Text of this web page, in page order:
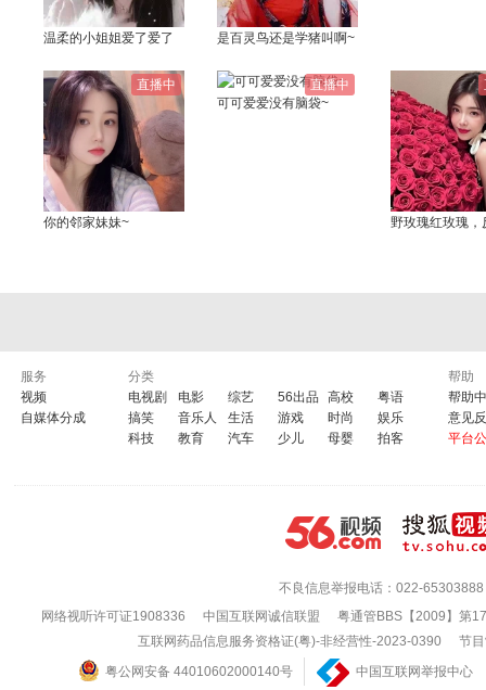
温柔的小姐姐爱了爱了 是百灵鸟还是学猪叫啊~
直播中
你的邻家妹妹~
直播中
可可爱爱没有脑袋~
野玫瑰红玫瑰，
服务
视频
自媒体分成
分类
电视剧
电影 综艺 56出品 高校
粤语
搞笑
音乐人 生活 游戏 时尚
娱乐
科技
教育 汽车 少儿 母婴 拍客
帮助
帮助
意见
平台
不良信息举报电话：022-65303888
网络视听许可证1908336
中国互联网诚信联盟
粤通管BBS【2009】第
互联网药品信息服务资格证(粤)-非经营性-2023-0390
节
粤公网安备 44010602000140号
中国互联网举报中心